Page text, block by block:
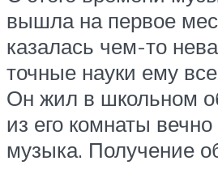
вышла на первое
казалась чем-то
точные науки ему
Он жил в школьном
из его комнаты
музыка. Получение